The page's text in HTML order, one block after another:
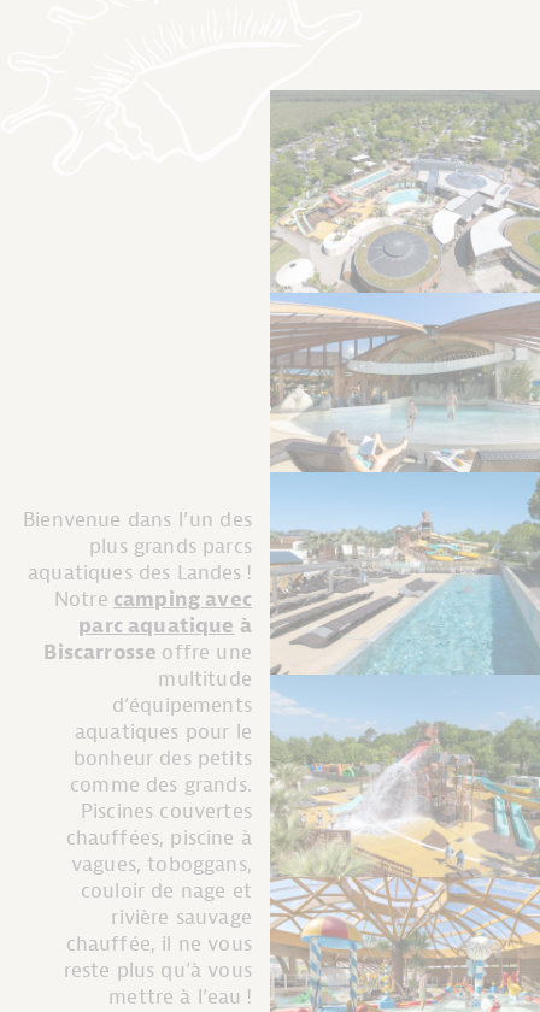
Bienvenue dans l’un des
plus grands parcs
aquatiques des Landes !
Notre camping avec
parc aquatique à
Biscarrosse offre une
multitude
d’équipements
aquatiques pour le
bonheur des petits
comme des grands.
Piscines couvertes
chauffées, piscine à
vagues, toboggans,
couloir de nage et
rivière sauvage
chauffée, il ne vous
reste plus qu’à vous
mettre à l’eau !